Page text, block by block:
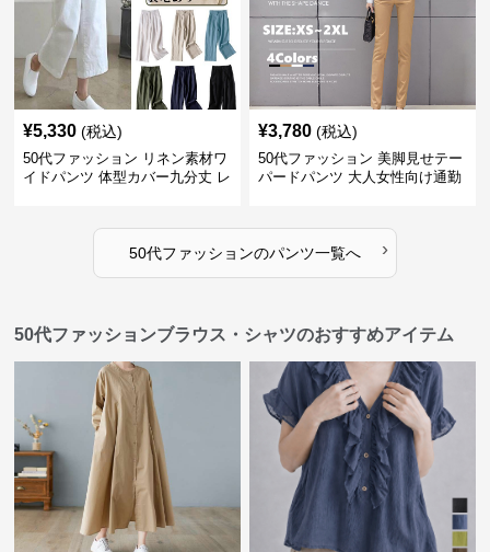
¥5,330 (税込)
50代ファッション リネン素材ワ
イドパンツ 体型カバー九分丈 レ
¥3,780 (税込)
50代ファッション 美脚見せテー
パードパンツ 大人女性向け通勤
50代ファッションのパンツ一覧へ ›
50代ファッションブラウス・シャツのおすすめアイテム